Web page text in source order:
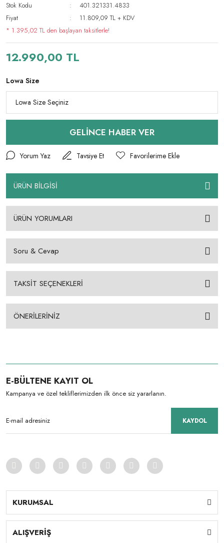
Stok Kodu
401.321331.4833
Fiyat
11.809,09 TL + KDV
* 1.395,02 TL den başlayan taksitlerle!
12.990,00 TL
Lowa Size
GELİNCE HABER VER
Yorum Yaz Tavsiye Et
ÜRÜN BİLGİSİ
ÜRÜN YORUMLARI
Soru & Cevap
TAKSİT SEÇENEKLERİ
ÖNERİLERİNİZ
E-BÜLTENE KAYIT OL
Kampanya ve özel tekliflerimizden ilk önce siz yararlanın.
KAYDOL
KURUMSAL
ALIŞVERİŞ